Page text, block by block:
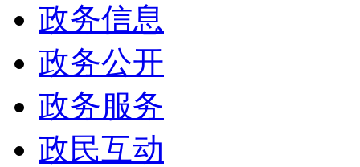
政务信息
政务公开
政务服务
政民互动